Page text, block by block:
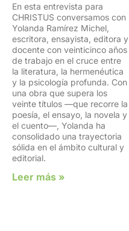
En esta entrevista para
CHRISTUS conversamos con
Yolanda Ramírez Michel,
escritora, ensayista, editora y
docente con veinticinco años
de trabajo en el cruce entre
la literatura, la hermenéutica
y la psicología profunda. Con
una obra que supera los
veinte títulos —que recorre la
poesía, el ensayo, la novela y
el cuento—, Yolanda ha
consolidado una trayectoria
sólida en el ámbito cultural y
editorial.
Leer más »